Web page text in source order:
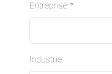
Entreprise *
Industrie